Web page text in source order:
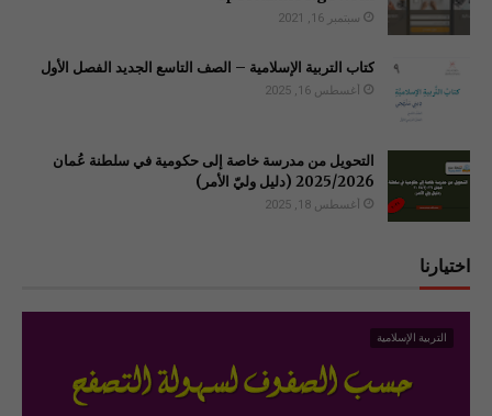
سبتمبر 16, 2021
كتاب التربية الإسلامية – الصف التاسع الجديد الفصل الأول
أغسطس 16, 2025
التحويل من مدرسة خاصة إلى حكومية في سلطنة عُمان
2025/2026 (دليل وليّ الأمر)
أغسطس 18, 2025
اختيارنا
التربية الإسلامية